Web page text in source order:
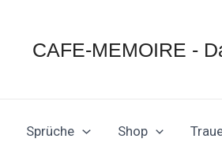
CAFE-MEMOIRE -
Sprüche Shop